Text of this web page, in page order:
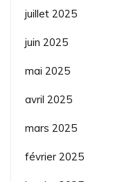
juillet 2025
juin 2025
mai 2025
avril 2025
mars 2025
février 2025